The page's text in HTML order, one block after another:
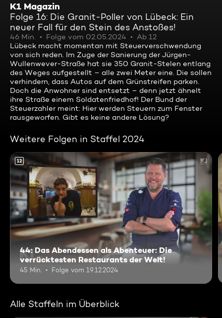
K1 Magazin
Folge 16: Die Granit-Poller von Lübeck: Ein
neuer Fall für den Stein des Anstoßes!
46 Min. Folge vom 02.05.2024
Ab 12
Lübeck macht momentan mit Steuerverschwendung
von sich reden. Im Zuge der Sanierung der Jürgen-
Wullenwever-Straße hat sie 350 Granit-Stelen entlang
des Weges aufgestellt – alle zwei Meter eine. Die sollen
verhindern, dass Autos auf dem Grünstreifen parken.
Doch die Anwohner sind entsetzt – denn jetzt ähnelt
ihre Straße einem Soldatenfriedhof! Der Bund der
Steuerzahler meint: Hier werden Steuern zum Fenster
rausgeworfen. Gibt es keine andere Lösung?
Weitere Folgen in Staffel 2024
12
44: Das Abendessen als Abenteuer: Die
verrücktesten Restaurants der Welt!
45 Min. Folge vom 19.12.2024
Alle Staffeln im Überblick